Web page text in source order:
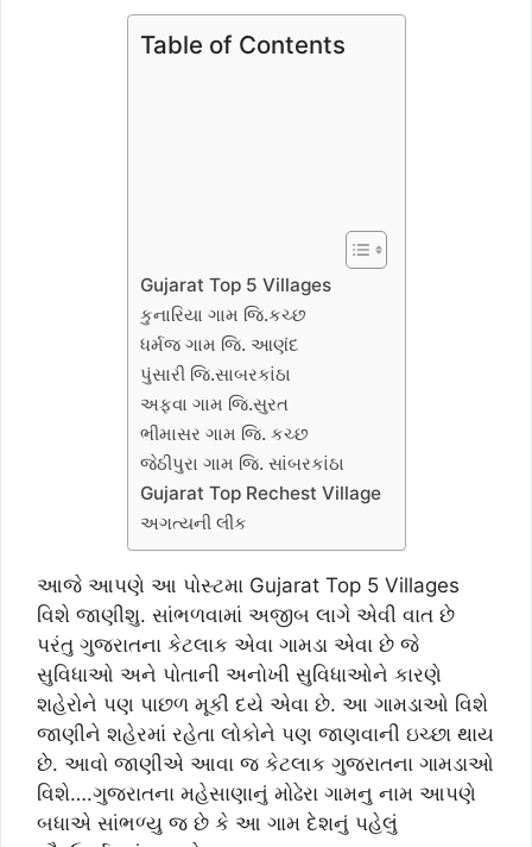
Table of Contents
Gujarat Top 5 Villages
કુનારિયા ગામ જિ.કચ્છ
ધર્મજ ગામ જિ. આણંદ
પુંસારી જિ.સાબરકાંઠા
અફવા ગામ જિ.સુરત
ભીમાસર ગામ જિ. કચ્છ
જેઠીપુરા ગામ જિ. સાંબરકાંઠા
Gujarat Top Rechest Village
અગત્યની લીંક
આજે આપણે આ પોસ્ટમા Gujarat Top 5 Villages
વિશે જાણીશુ. સાંભળવામાં અજીબ લાગે એવી વાત છે
પરંતુ ગુજરાતના કેટલાક એવા ગામડા એવા છે જે
સુવિધાઓ અને પોતાની અનોખી સુવિધાઓને કારણે
શહેરોને પણ પાછળ મૂકી દયે એવા છે. આ ગામડાઓ વિશે
જાણીને શહેરમાં રહેતા લોકોને પણ જાણવાની ઇચ્છા થાય
છે. આવો જાણીએ આવા જ કેટલાક ગુજરાતના ગામડાઓ
વિશે….ગુજરાતના મહેસાણાનું મોઢેરા ગામનુ નામ આપણે
બધાએ સાંભળ્યુ જ છે કે આ ગામ દેશનું પહેલું